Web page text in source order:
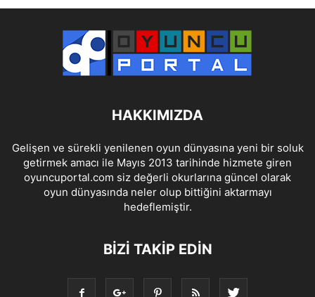
HAKKIMIZDA
Gelişen ve sürekli yenilenen oyun dünyasına yeni bir soluk
getirmek amacı ile Mayıs 2013 tarihinde hizmete giren
oyuncuportal.com siz değerli okurlarına güncel olarak
oyun dünyasında neler olup bittiğini aktarmayı
hedeflemiştir.
BIZI TAKIP EDIN